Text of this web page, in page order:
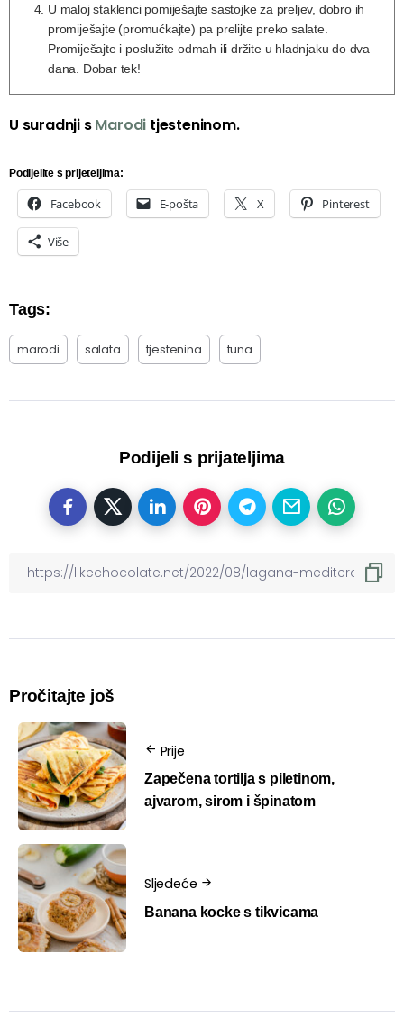
U maloj staklenci pomiješajte sastojke za preljev, dobro ih
promiješajte (promućkajte) pa prelijte preko salate.
Promiješajte i poslužite odmah ili držite u hladnjaku do dva
dana. Dobar tek!
U suradnji sMarodi tjesteninom.
Podijelite s prijeteljima:
Facebook E-pošta X Pinterest
Više
Tags:
marodi salata tjestenina tuna
Podijeli s prijateljima
Pročitajte još
Prije
Zapečena tortilja s piletinom,
ajvarom, sirom i špinatom
Sljedeće
Banana kocke s tikvicama